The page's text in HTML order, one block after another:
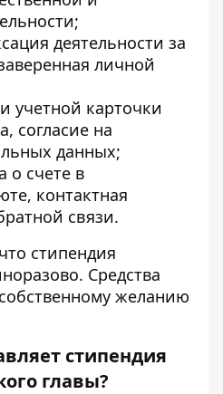
деятельности за
личной
учетной карточки
согласие на
данных;
о счете в
контактная
связи.
стипендия
Средства
желанию
стипендия
главы?